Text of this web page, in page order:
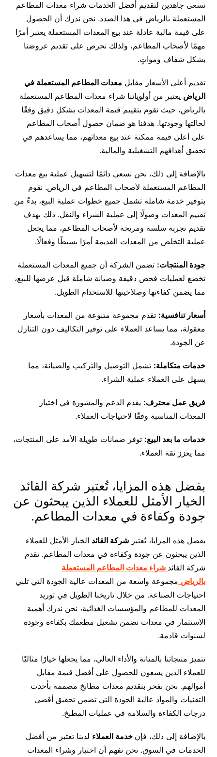
نسعى جاهدين لتقديم أفضل الخدمات شراء معدات المطاعم
المستعملة بالرياض في هذا الصدد. نحن ندرك أن الحصول
على قيمة مالية عادلة عند بيع المعدات المستعملة يعتبر أمرًا
مهمًا لأصحاب المطاعم، ولذلك نحرص على تقديم عروضنا
بشكل شفاف ومواتٍ.
تقديم أعلى الأسعار مقابل معدات المطاعم المستعملة في
الرياض يعتبر من أولوياتنا شراء معدات المطاعم المستعملة
بالرياض، حيث نقوم بتقييم قيمة المعدات بشكل دقيق وفقًا
لحالتها وجودتها. هدفنا هو ضمان حصول أصحاب المطاعم
على أعلى قيمة ممكنة عند بيع معداتهم، مما يساعدهم في
تحقيق أهدافهم التشغيلية والمالية.
بالإضافة إلى ذلك، نحن نسعى دائمًا لتسهيل عملية بيع معدات
المطاعم المستعملة لأصحاب المطاعم في الرياض. نقوم
بتوفير خدمة شاملة تشمل جميع خطوات عملية البيع، بدءً من
تقييم المعدات وصولًا إلى عملية الشراء والنقل. ذلك بهدف
تقديم تجربة سلسة ومريحة لأصحاب المطاعم، مما يجعل
عملية التخلص من المعدات القديمة أمرًا بسيطًا وفعالًا.
جودة المنتجات: تضمن الشركة أن جميع المعدات المستعملة
تخضع لعمليات فحص دقيقة وصيانة شاملة قبل عرضها للبيع،
مما يضمن كفاءتها وصلاحيتها للاستخدام الطويل.
أسعار تنافسية: تقدم مجموعة متنوعة من المعدات بأسعار
معقولة، مما يساعد العملاء على توفير التكاليف دون التنازل
عن الجودة.
خدمات متكاملة: تشمل التوصيل والتركيب والصيانة، مما
يسهل على العملاء عملية الشراء.
فريق عمل محترف: يقدم الدعم والمشورة في اختيار
المعدات المناسبة وفقًا لاحتياجات العملاء.
خدمات ما بعد البيع: توفر ضمانات طويلة الأمد على المنتجات،
مما يعزز ثقة العملاء.
بفضل هذه المزايا، تُعتبر شركة القائد
الخيار الأمثل للعملاء الذين يبحثون عن
جودة وكفاءة في معدات المطاعم.
بفضل هذه المزايا، تُعتبر شركة القائد الخيار الأمثل للعملاء
الذين يبحثون عن جودة وكفاءة في معدات المطاعم. تقدم
شركة القائد شراء معدات المطاعم المستعملة
بالرياض مجموعة واسعة من المعدات عالية الجودة التي تلبي
احتياجات الصناعة. من خلال تاريخنا الطويل في توريد
المعدات للمطاعم والمؤسسات الغذائية، نحن ندرك أهمية
الاستثمار في معدات تضمن تشغيل مطعمك بكفاءة وجودة
لسنوات قادمة.
تتميز منتجاتنا بالمتانة والأداء العالي، مما يجعلها خيارًا مثاليًا
للعملاء الذين يسعون للحصول على أفضل قيمة مقابل
أموالهم. نحن نفخر بتقديم معدات مطابخ مصممة بأحدث
التقنيات والمواد عالية الجودة التي تضمن تحقيق أقصى
درجات الكفاءة والسلامة في عمليات المطبخ.
بالإضافة إلى ذلك، فإن خدمة العملاء لدينا تعتبر من أفضل
الخدمات في السوق. نحن نفهم أن اختيار وشراء المعدات